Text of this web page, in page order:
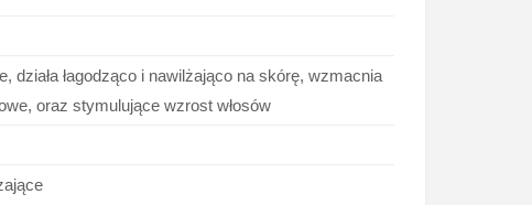
działa łagodząco i nawilżająco na skórę, wzmacnia
oraz stymulujące wzrost włosów